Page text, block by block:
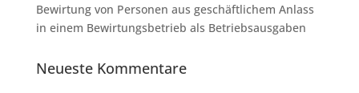
Bewirtung von Personen aus geschäftlichem Anlass
in einem Bewirtungsbetrieb als Betriebsausgaben
Neueste Kommentare